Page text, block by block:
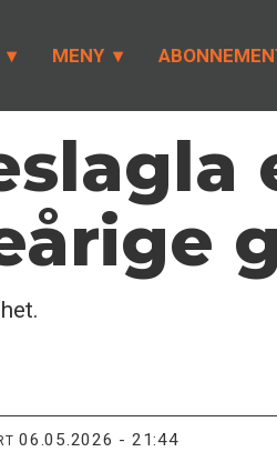
MENY
06.05.2026 - 21:44